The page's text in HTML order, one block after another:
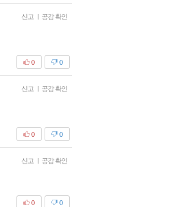
신고 | 공감 확인
0
0
신고 | 공감 확인
0
0
신고 | 공감 확인
0
0